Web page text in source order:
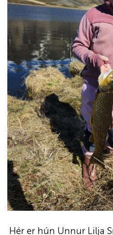
Hér er hún Unnur Lilja